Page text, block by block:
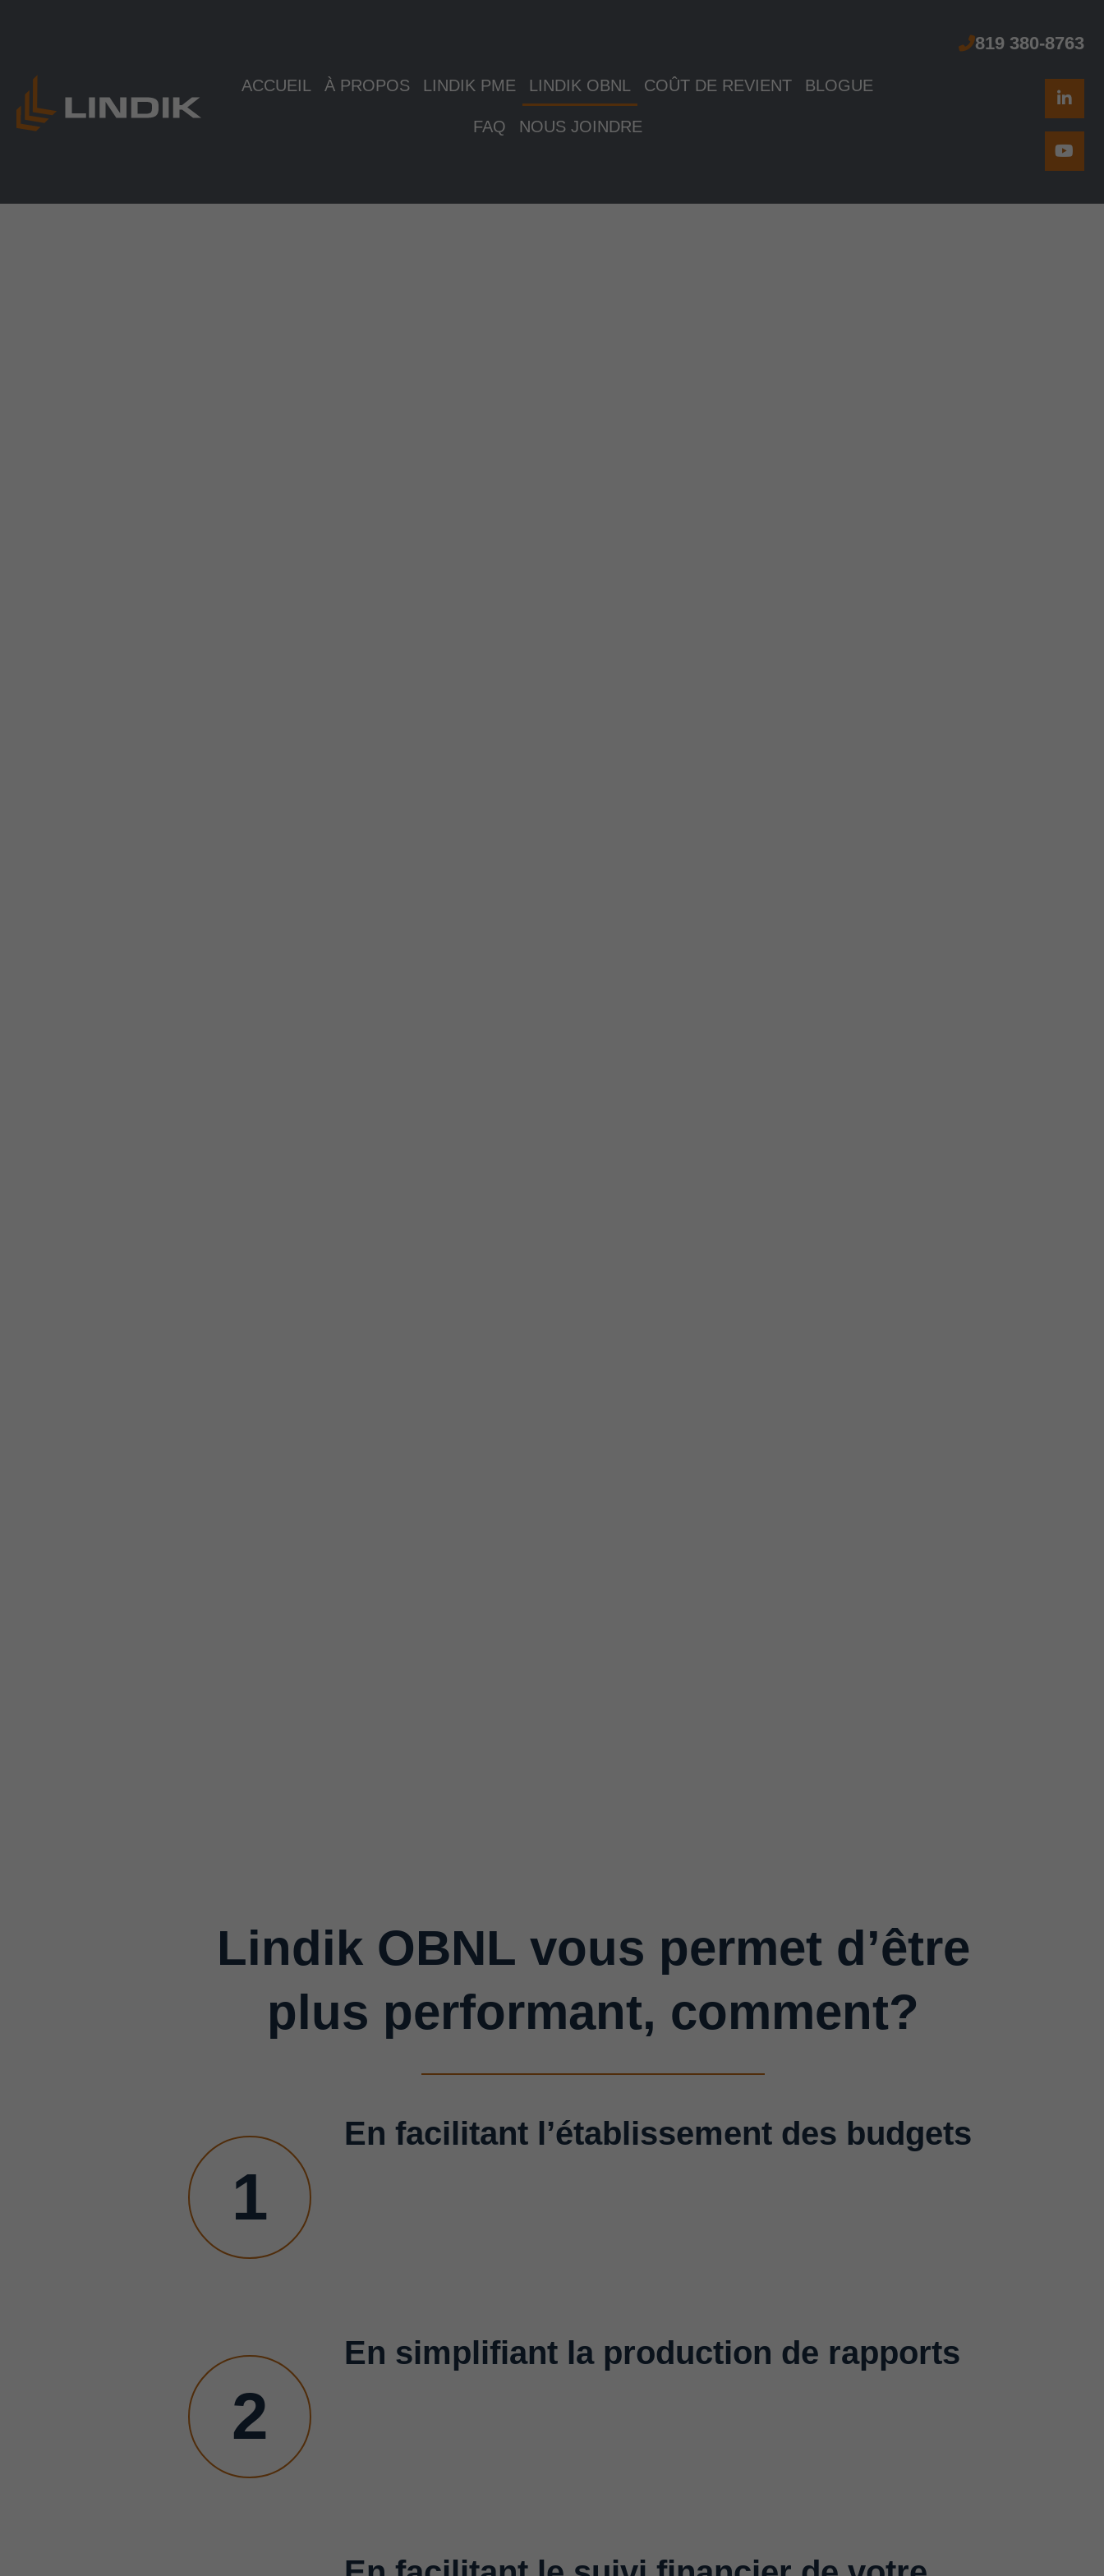
ACCUEIL À PROPOS LINDIK PME LINDIK OBNL COÛT DE REVIENT BLOGUE
FAQ NOUS JOINDRE
819 380-8763
in
Lindik OBNL vous permet d’être
plus performant, comment?
1
En facilitant l’établissement des budgets
2
En simplifiant la production de rapports